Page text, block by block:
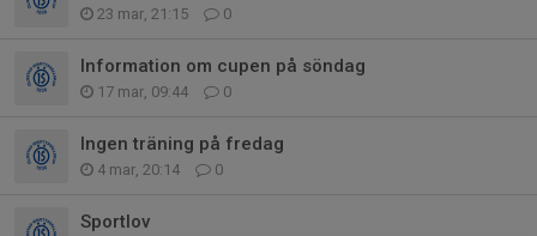
23 mar, 21:15 0
Information om cupen på söndag
17 mar, 09:44 0
Ingen träning på fredag
4 mar, 20:14 0
Sportlov